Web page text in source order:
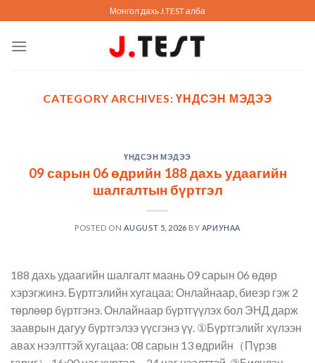
to
content
Монгол дахь J.TEST алба
CATEGORY ARCHIVES:ҮНДСЭН МЭДЭЭ
дахь удаагийн шалгалтын
бүртгэл
August 5, 2026
ҮНДСЭН МЭДЭЭ
09 сарын 06 өдрийн 188 дахь удаагийн
шалгалтын бүртгэл
POSTED ON AUGUST 5, 2026 BY АРИУНАА
188 дахь удаагийн шалгалт маань 09 сарын 06 өдөр
хэрэгжинэ. Бүртгэлийн хугацаа: Онлайнаар, биеэр гэж 2
төрлөөр бүртгэнэ. Онлайнаар бүртгүүлэх бол ЭНД дарж
зааврын дагуу бүртгэлээ үүсгэнэ үү. ①Бүртгэлийг хүлээн
авах нээлттэй хугацаа: 08 сарын 13 өдрийн（Пүрэв